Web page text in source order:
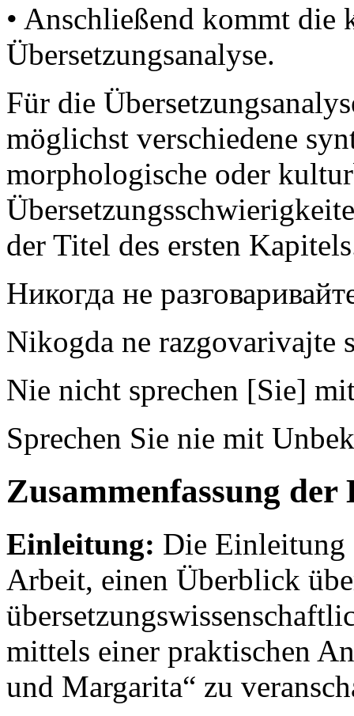
• Anschließend kommt die
Übersetzungsanalyse.
Für die
möglichst verschiedene
morphologische oder
der Titel des ersten
Никогда не
Nikogda ne razgovarivajte
Nie nicht sprechen [Sie]
Sprechen Sie nie mit
Zusammenfassung der
Einleitung: Die Einleitung
Arbeit, einen Überblick
mittels einer praktischen
und Margarita“ zu